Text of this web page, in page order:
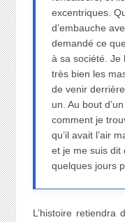
excentriques.
d’embauche
demandé ce
à sa société. Je
très bien les
de venir
un. Au bout
comment je
qu’il avait l’air
et je me suis dit
quelques jours
L’histoire